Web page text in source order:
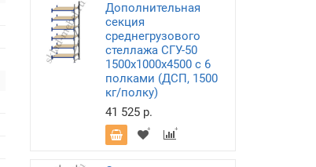
Дополнительная
секция
среднегрузового
стеллажа СГУ-50
1500х1000х4500 с 6
полками (ДСП, 1500
кг/полку)
41 525 р.